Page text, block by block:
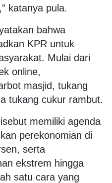
katanya pula.
bahwa
KPR untuk
Mulai dari
online,
masjid, tukang
tukang cukur rambut.
memiliki agenda
perekonomian di
serta
ekstrem hingga
satu cara yang